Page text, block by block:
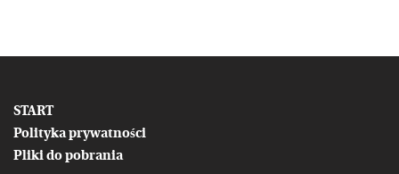
START
Polityka prywatności
Pliki do pobrania